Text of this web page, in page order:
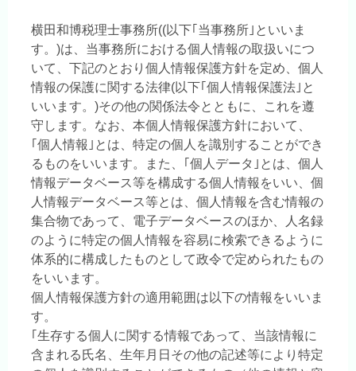
横田和博税理士事務所((以下｢当事務所｣といいま
す。)は、当事務所における個人情報の取扱いにつ
いて、下記のとおり個人情報保護方針を定め、個人
情報の保護に関する法律(以下｢個人情報保護法｣と
いいます。)その他の関係法令とともに、これを遵
守します。なお、本個人情報保護方針において、
｢個人情報｣とは、特定の個人を識別することができ
るものをいいます。また、｢個人データ｣とは、個人
情報データベース等を構成する個人情報をいい、個
人情報データベース等とは、個人情報を含む情報の
集合物であって、電子データベースのほか、人名録
のように特定の個人情報を容易に検索できるように
体系的に構成したものとして政令で定められたもの
をいいます。
個人情報保護方針の適用範囲は以下の情報をいいま
す。
｢生存する個人に関する情報であって、当該情報に
含まれる氏名、生年月日その他の記述等により特定